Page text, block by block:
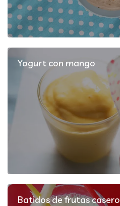
Yogurt con mango
Batidos de frutas